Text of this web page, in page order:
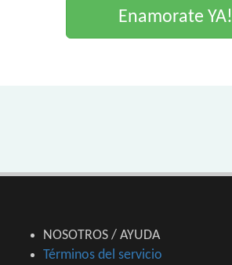
Enamorate YA!
NOSOTROS / AYUDA
Términos del servicio